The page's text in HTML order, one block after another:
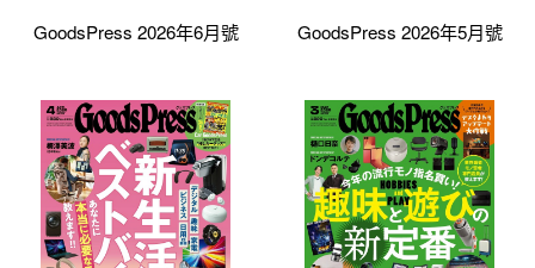
GoodsPress 2026年6月號 GoodsPress 2026年5月號